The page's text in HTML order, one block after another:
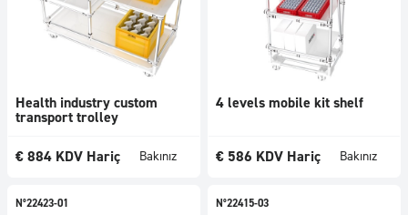
Health industry custom
transport trolley
€ 884 KDV Hariç Bakınız
4 levels mobile kit shelf
€ 586 KDV Hariç Bakınız
N°22423-01 N°22415-03